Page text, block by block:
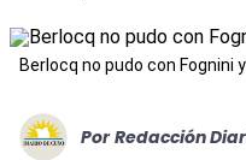
Berlocq no pudo con Fognini
Por Redacción